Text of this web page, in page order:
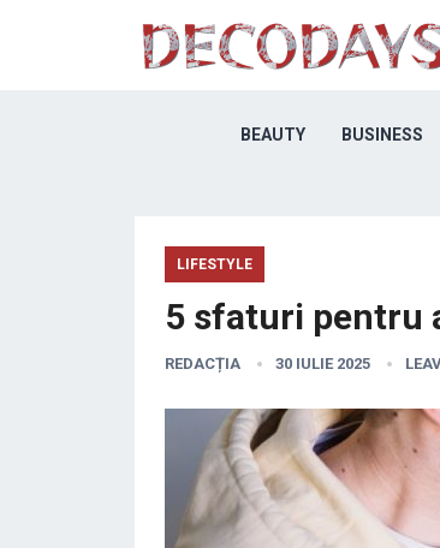
BEAUTY BUSINESS
LIFESTYLE
5 sfaturi pentru
REDACȚIA 30 IULIE 2025